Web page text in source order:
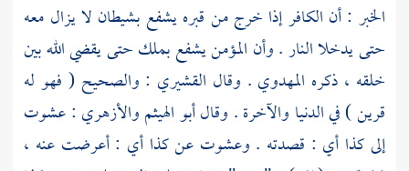
الخبر : أن الكافر إذا خرج من قبره يشفع بشيطان لا يزال معه
حتى يدخلا النار . وأن المؤمن يشفع بملك حتى يقضي الله بين
خلقه ، ذكره المهدوي . وقال القشيري : والصحيح ( فهو له
قرين ) في الدنيا والآخرة . وقالأبو الهيثموالأزهري : عشوت
إلى كذا أي : قصدته . وعشوت عن كذا أي : أعرضت عنه ،